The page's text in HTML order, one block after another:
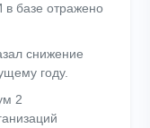
в базе отражено
снижение
году.
2